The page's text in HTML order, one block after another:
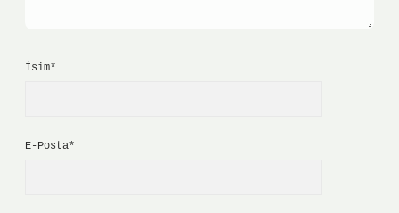
İsim*
E-Posta*